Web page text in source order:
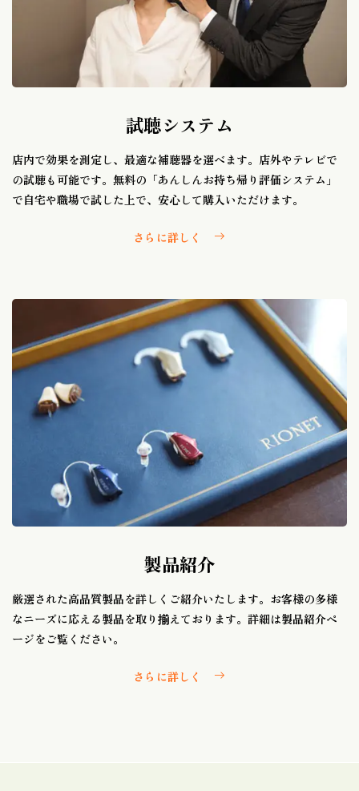
試聴システム
店内で効果を測定し、最適な補聴器を選べます。店外やテレビで
の試聴も可能です。無料の「あんしんお持ち帰り評価システム」
で自宅や職場で試した上で、安心して購入いただけます。
さらに詳しく
製品紹介
厳選された高品質製品を詳しくご紹介いたします。お客様の多様
なニーズに応える製品を取り揃えております。詳細は製品紹介ペ
ージをご覧ください。
さらに詳しく